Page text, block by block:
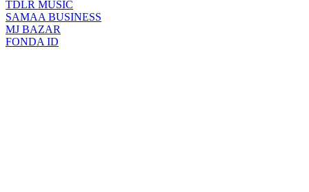
TDLR MUSIC
SAMAA BUSINESS
MJ BAZAR
FONDA ID